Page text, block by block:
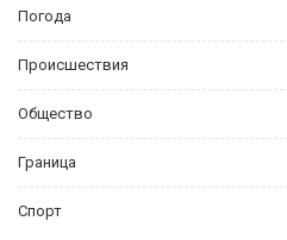
Погода
Происшествия
Общество
Граница
Спорт